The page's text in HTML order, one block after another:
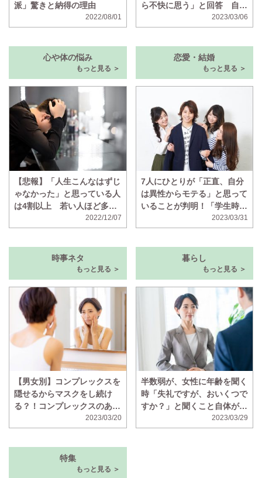
派」驚きと納得の理由
2022/08/01
ら不快に思う」と回答 自分
は声をかけないのに、声をか
けずに倒されたら不快に思う
2023/03/06
心や体の悩み
もっと見る ＞
【悲報】「人生こんなはずじ
ゃなかった」と思っている人
は4割以上 若い人ほど多い
2022/12/07
恋愛・結婚
もっと見る ＞
7人にひとりが「正直、自分
は異性からモテる」と思って
いることが判明！「学生時代
はマドンナと呼ばれていた」
2023/03/31
時事ネタ
もっと見る ＞
【男女別】コンプレックスを
隠せるからマスクをし続け
る？！コンプレックスのある
顔の部位ランキング！2023/03/20
暮らし
もっと見る ＞
半数弱が、女性に年齢を聞く
時「失礼ですが、おいくつで
すか？」と聞くこと自体が失
礼だと思っていることが判明
2023/03/29
特集
もっと見る ＞